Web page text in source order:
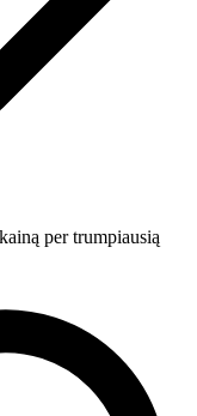
per trumpiausią